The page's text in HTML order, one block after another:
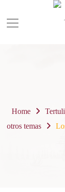
Home
otros temas